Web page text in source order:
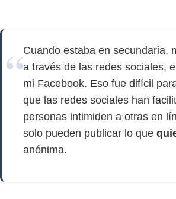
Cuando estaba en secundaria,
a través de las redes sociales,
mi Facebook. Eso fue difícil
que las redes sociales han
personas intimiden a otras en
solo pueden publicar lo que
anónima.